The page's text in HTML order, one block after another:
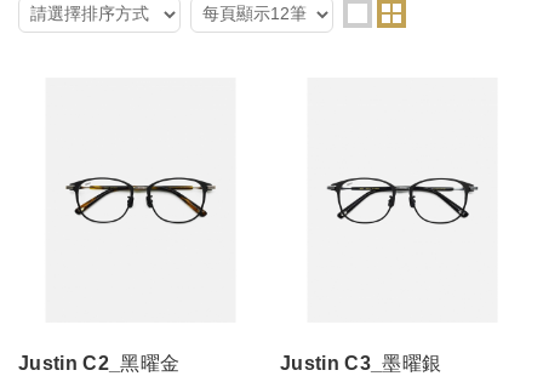
Justin C2_黑曜金 Justin C3_墨曜銀